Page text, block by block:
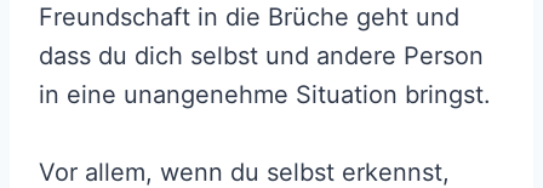
Freundschaft in die Brüche geht und
dass du dich selbst und andere Person
in eine unangenehme Situation bringst.
Vor allem, wenn du selbst erkennst,